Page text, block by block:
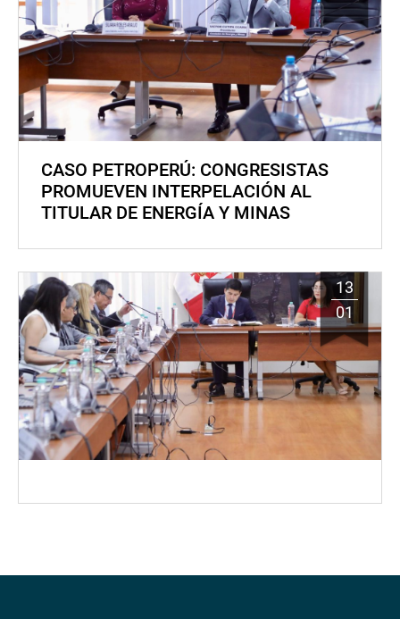
CASO PETROPERÚ: CONGRESISTAS
PROMUEVEN INTERPELACIÓN AL
TITULAR DE ENERGÍA Y MINAS
13
01